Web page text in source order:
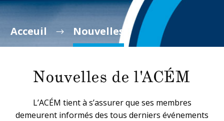
Acceuil Nouvelles
Nouvelles de l'ACÉM
L’ACÉM tient à s’assurer que ses membres
demeurent informés des tous derniers événements